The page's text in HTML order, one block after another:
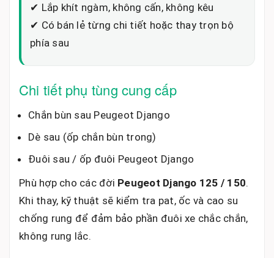
✔ Lắp khít ngàm, không cấn, không kêu
✔ Có bán lẻ từng chi tiết hoặc thay trọn bộ
phía sau
Chi tiết phụ tùng cung cấp
Chắn bùn sau Peugeot Django
Dè sau (ốp chắn bùn trong)
Đuôi sau / ốp đuôi Peugeot Django
Phù hợp cho các đời Peugeot Django 125 / 150.
Khi thay, kỹ thuật sẽ kiểm tra pat, ốc và cao su
chống rung để đảm bảo phần đuôi xe chắc chắn,
không rung lắc.